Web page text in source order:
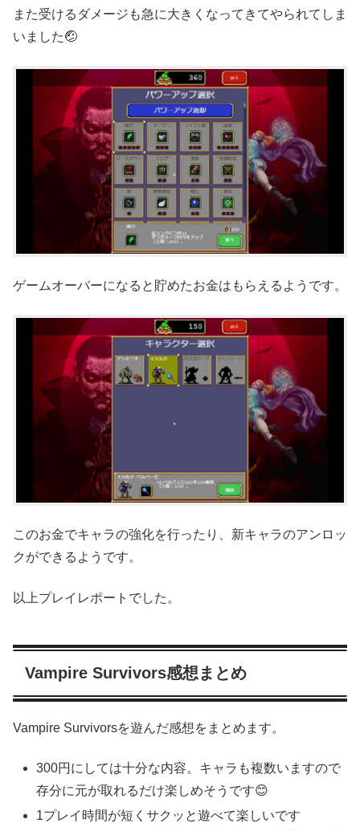
また受けるダメージも急に大きくなってきてやられてしま
いました🤕
ゲームオーバーになると貯めたお金はもらえるようです。
このお金でキャラの強化を行ったり、新キャラのアンロッ
クができるようです。
以上プレイレポートでした。
Vampire Survivors感想まとめ
Vampire Survivorsを遊んだ感想をまとめます。
300円にしては十分な内容。キャラも複数いますので
存分に元が取れるだけ楽しめそうです😊
1プレイ時間が短くサクッと遊べて楽しいです